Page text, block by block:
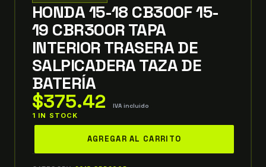
HONDA 15-18 CB300F 15-
19 CBR300R TAPA
INTERIOR TRASERA DE
SALPICADERA TAZA DE
BATERÍA
$375.42 IVA incluido
1 IN STOCK
AGREGAR AL CARRITO